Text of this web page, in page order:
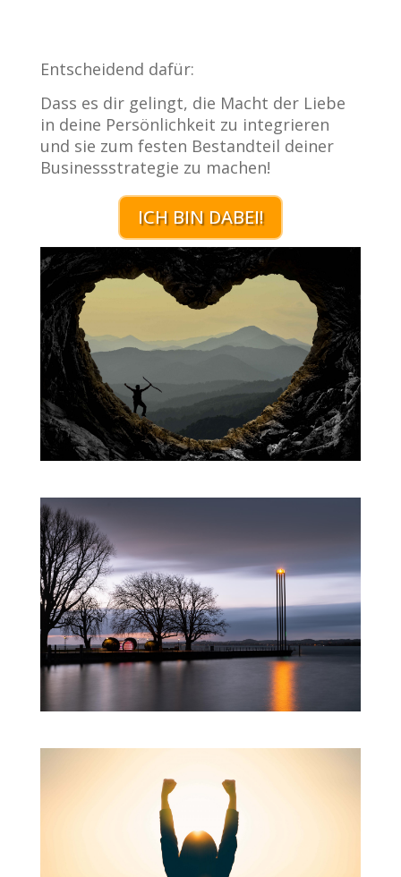
Entscheidend dafür:
Dass es dir gelingt, die Macht der Liebe
in deine Persönlichkeit zu integrieren
und sie zum festen Bestandteil deiner
Businessstrategie zu machen!
ICH BIN DABEI!